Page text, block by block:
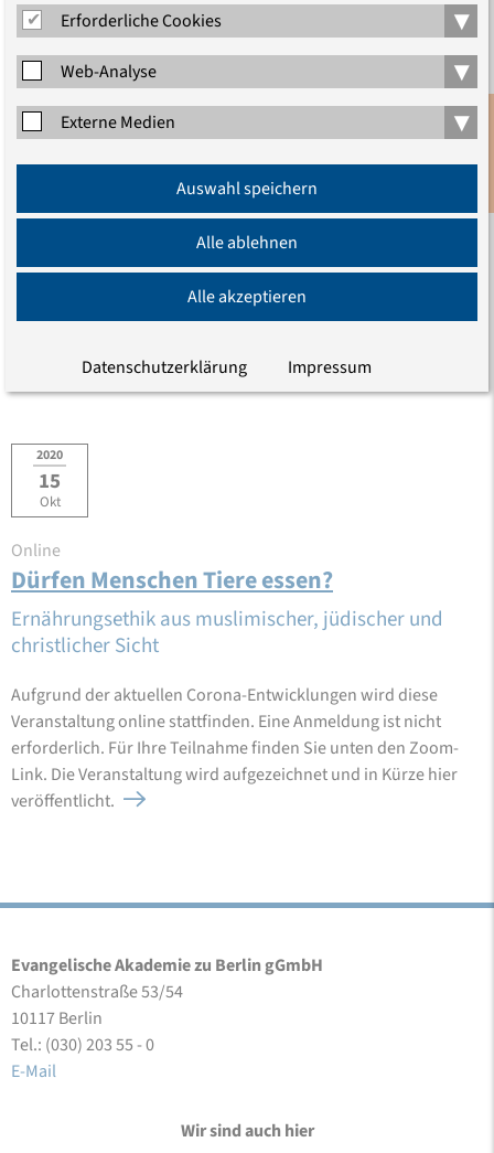
Interreligiös Interkulturell Ethik Rassismus
Erschienen am 16.10.2020
Aktualisiert am 04.05.2021
Teilen
2020
15
Okt
Online
Dürfen Menschen Tiere essen?
Ernährungsethik aus muslimischer, jüdischer und
christlicher Sicht
Aufgrund der aktuellen Corona-Entwicklungen wird diese
Veranstaltung online stattfinden. Eine Anmeldung ist nicht
erforderlich. Für Ihre Teilnahme finden Sie unten den Zoom-
Link. Die Veranstaltung wird aufgezeichnet und in Kürze hier
veröffentlicht.
Anmeldung
Evangelische Akademie zu Berlin gGmbH
Charlottenstraße 53/54
10117 Berlin
Tel.: (030) 203 55 - 0
E-Mail
Wir sind auch hier
Erforderliche Cookies
▾
Web-Analyse ▾
Externe Medien ▾
Auswahl speichern
Alle ablehnen
Alle akzeptieren
Datenschutzerklärung Impressum